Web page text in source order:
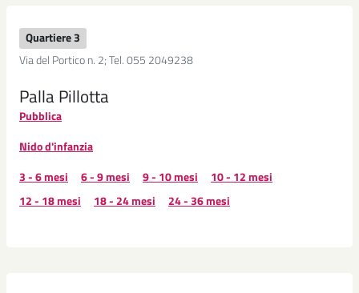
Quartiere 3
Via del Portico n. 2; Tel. 055 2049238
Palla Pillotta
Pubblica
Nido d'infanzia
3 - 6 mesi
6 - 9 mesi 9 - 10 mesi
10 - 12 mesi
12 - 18 mesi
18 - 24 mesi 24 - 36 mesi